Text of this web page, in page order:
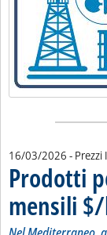
Lista
16/03/2026 -
Prodotti
mensili